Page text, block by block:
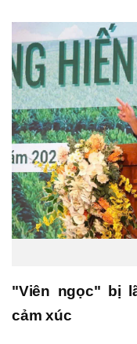
"Viên ngọc" bị
cảm xúc